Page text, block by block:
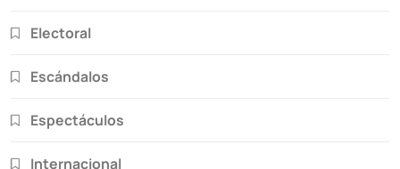
Electoral
Escándalos
Espectáculos
Internacional